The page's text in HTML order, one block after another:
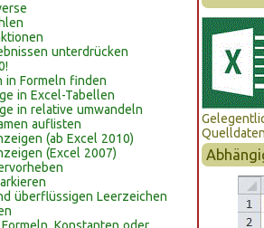
unterdrücken
in Formeln finden
in Excel-Tabellen
in relative umwandeln
auflisten
(ab Excel 2010)
(Excel 2007)
überflüssigen Leerzeichen